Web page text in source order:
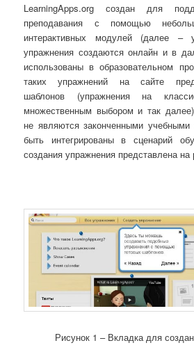
LearningApps.org создан для
преподавания с помощью
интерактивных модулей (далее –
упражнения создаются онлайн и в
использованы в образовательном
таких упражнений на сайте
шаблонов (упражнения на
множественным выбором и так
не являются законченными
быть интегрированы в сценарий
создания упражнения представлена на
Рисунок 1 – Вкладка для